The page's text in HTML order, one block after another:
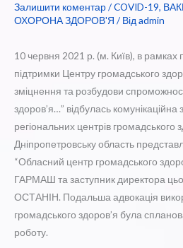
Залишити коментар/COVID-19,
ОХОРОНА ЗДОРОВ'Я / Відadmin
10 червня 2021 р. (м. Київ), в рамках
підтримки Центру громадського
зміцнення та розбудови
здоров’я…” відбулась комунікаційна
регіональних центрів громадського
Дніпропетровську область
“Обласний центр громадського
ГАРМАШ та заступник директора
ОСТАНІН. Подальша адвокація
громадського здоров’я була
роботу.